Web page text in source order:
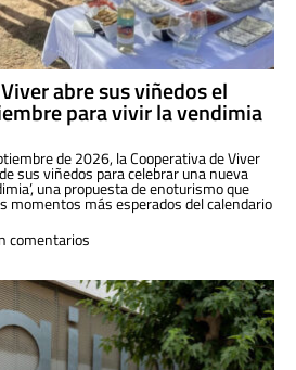
abre sus viñedos el
para vivir la vendimia
de 2026, la Cooperativa de Viver
sus viñedos para celebrar una nueva
una propuesta de enoturismo que
momentos más esperados del calendario
comentarios